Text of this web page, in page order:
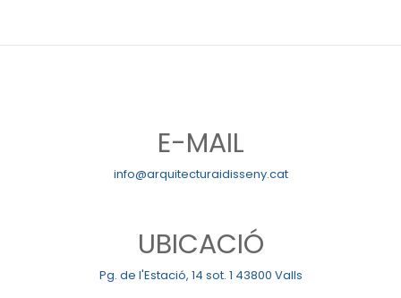
E-MAIL
info@arquitecturaidisseny.cat
UBICACIÓ
Pg. de l'Estació, 14 sot. 1 43800 Valls